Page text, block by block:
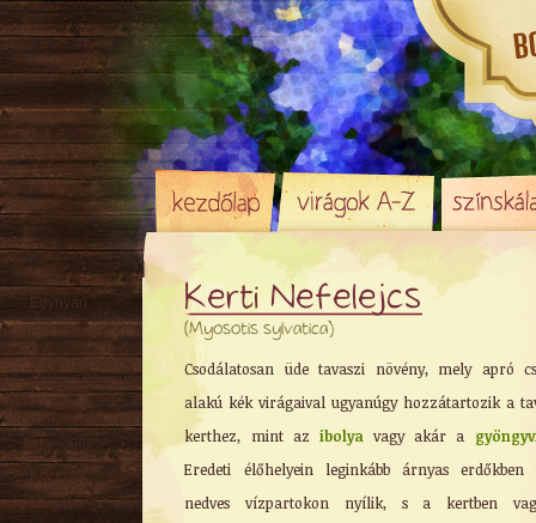
Kerti Nefelejcs
(Myosotis sylvatica)
Csodálatosan üde tavaszi növény, mely apró
alakú kék virágaival ugyanúgy hozzátartozik a
kerthez, mint az ibolya vagy akár a
Eredeti élőhelyein leginkább árnyas erdőkben
nedves vízpartokon nyílik, s a kertben
Egynyári
Évelő
Hagyma/ Gumó
Örökzöld
Sziklakerti
Alacsony
Közepes
Magas